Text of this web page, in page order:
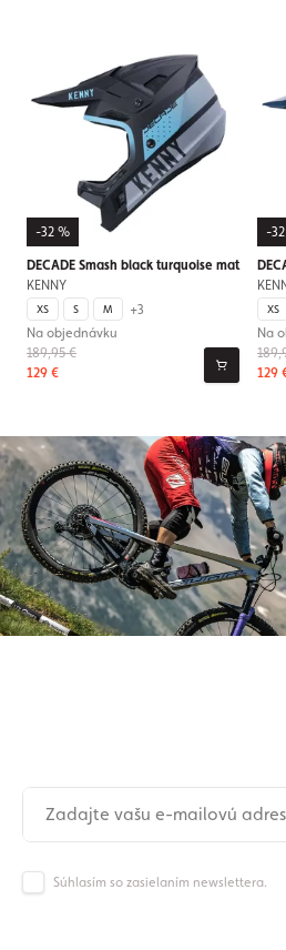
-32 %
DECADE Smash black turquoise mat
KENNY
XS S M +3
189,95 €
129 €
Na objednávku
-
XS
129
Na
Súhlasím so zasielaním newslettera.